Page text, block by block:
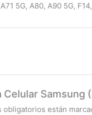
5G, A80, A90 5G,
Samsung
obligatorios están